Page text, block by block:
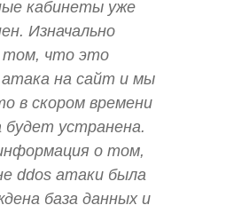
кабинеты уже
Изначально
том, что это
атака на сайт и мы
в скором времени
устранена.
о том,
ddos атаки была
база данных и